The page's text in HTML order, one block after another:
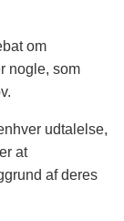
om
nogle, som
udtalelse,
at
af deres